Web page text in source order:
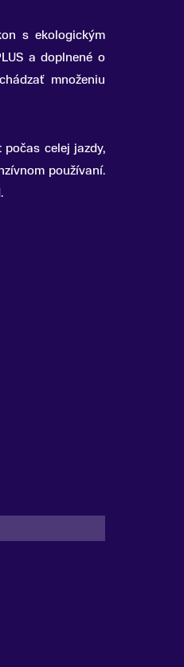
s ekologickým
a doplnené o
množeniu
celej jazdy,
používaní.